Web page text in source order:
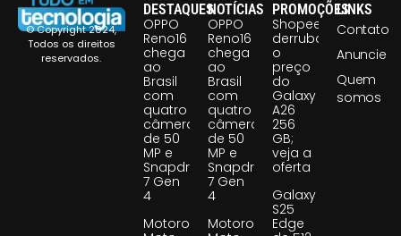
© Copyright 2024,
Todos os direitos
reservados.
DESTAQUES
OPPO
Reno16
chega
ao
Brasil
com
quatro
câmeras
de 50
MP e
Snapdragon
7 Gen
4
Motorola
NOTÍCIAS
OPPO
Reno16
chega
ao
Brasil
com
quatro
câmeras
de 50
MP e
Snapdragon
7 Gen
4
Motorola
PROMOÇÕES
Shopee
derruba
o
preço
do
Galaxy
A26
256
GB;
veja a
oferta
Galaxy
S25
Edge
LINKS
Contato
Anuncie
Quem
somos